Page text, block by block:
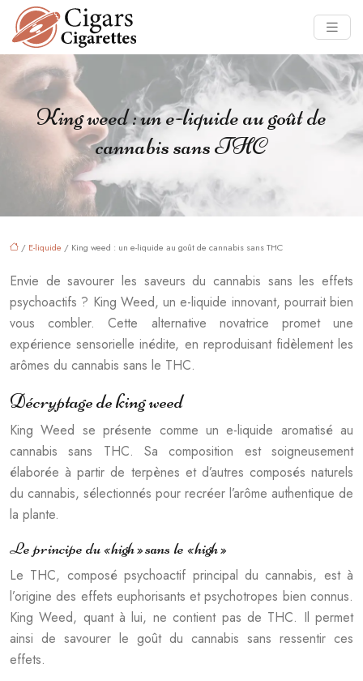
King weed : un e-liquide au goût de
cannabis sans THC
/ E-liquide / King weed : un e-liquide au goût de cannabis sans THC
Envie de savourer les saveurs du cannabis sans les effets
psychoactifs ? King Weed, un e-liquide innovant, pourrait bien
vous combler. Cette alternative novatrice promet une
expérience sensorielle inédite, en reproduisant fidèlement les
arômes du cannabis sans le THC.
Décryptage de king weed
King Weed se présente comme un e-liquide aromatisé au
cannabis sans THC. Sa composition est soigneusement
élaborée à partir de terpènes et d’autres composés naturels
du cannabis, sélectionnés pour recréer l’arôme authentique de
la plante.
Le principe du « high » sans le « high »
Le THC, composé psychoactif principal du cannabis, est à
l’origine des effets euphorisants et psychotropes bien connus.
King Weed, quant à lui, ne contient pas de THC. Il permet
ainsi de savourer le goût du cannabis sans ressentir ces
effets.